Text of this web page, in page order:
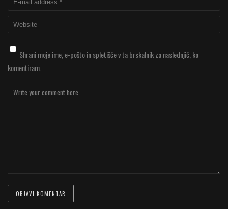
Shrani moje ime, e-pošto in spletišče v ta brskalnik za naslednjič, ko
komentiram.